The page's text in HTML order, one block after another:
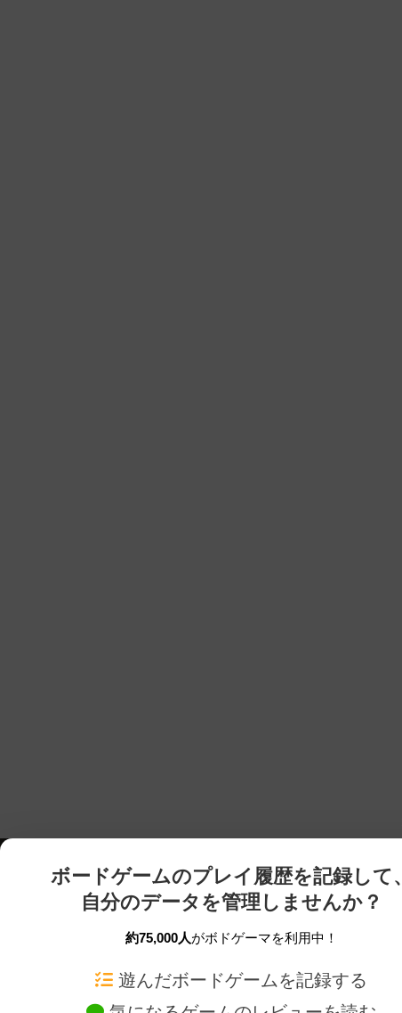
ボードゲームのプレイ履歴を記録して、
自分のデータを管理しませんか？
約75,000人がボドゲーマを利用中！
遊んだボードゲームを記録する